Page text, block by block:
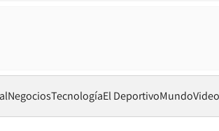
NegociosTecnologíaEl DeportivoMundo